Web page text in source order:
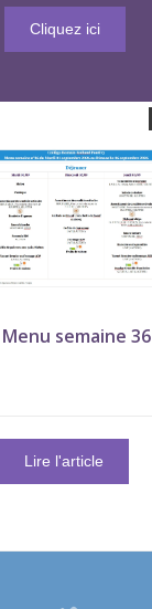
Cliquez ici
Menu semaine 36
Lire l'article